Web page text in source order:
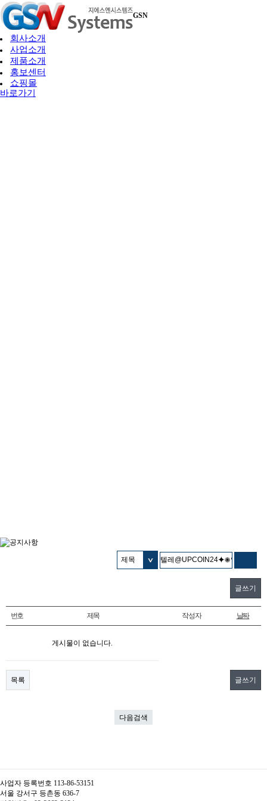
GSN
회사소개
사업소개
제품소개
홍보센터
쇼핑몰
바로가기
글쓰기
번호 제목 작성자 날짜
게시물이 없습니다.
목록 글쓰기
다음검색
사업자 등록번호 113-86-53151
서울 강서구 등촌동 636-7